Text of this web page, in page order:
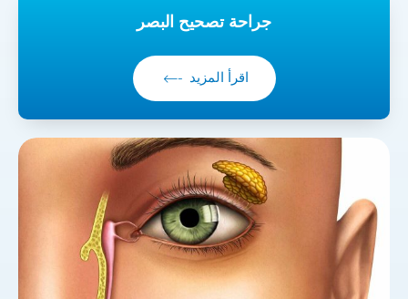
جراحة تصحيح البصر
اقرأ المزيد